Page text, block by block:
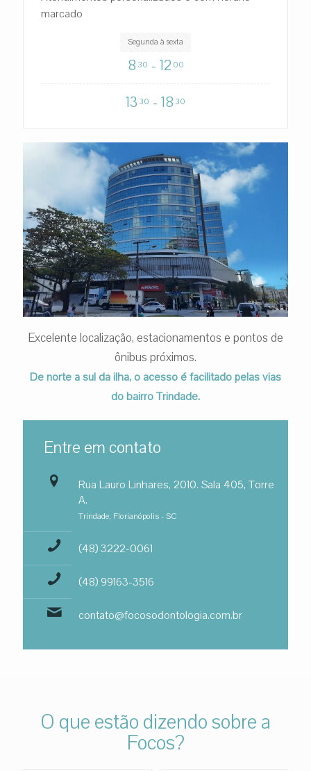
marcado
Segunda à sexta
8 30 - 12 00
13 30 - 18 30
Excelente localização, estacionamentos e pontos de
ônibus próximos.
De norte a sul da ilha, o acesso é facilitado pelas vias
do bairro Trindade.
Entre em contato
Rua Lauro Linhares, 2010. Sala 405, Torre
A.
Trindade, Florianópolis - SC
(48) 3222-0061
(48) 99163-3516
contato@focosodontologia.com.br
O que estão dizendo sobre a
Focos?